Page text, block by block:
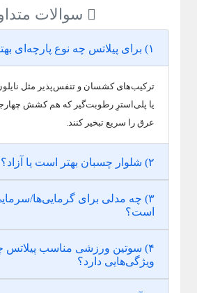
سوالات
۱) برای پیلاتس چه نوع پارچه‌ای بهتر است؟
ترکیب‌های کشسان و تنفس‌پذیر مثل
یا پلی‌استرِ رطوبت‌گیر که هم کشش
عرق را سریع تبخیر کنند.
۲) شلوار چسبان بهتر است یا آزاد؟
۳) چه مدلی برای گرمایی‌ها/
است؟
۴) سوتین ورزشی مناسب پیلاتس
ویژگی‌هایی دارد؟